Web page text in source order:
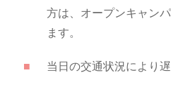
方は、オープンキャン
ます。
当日の交通状況により